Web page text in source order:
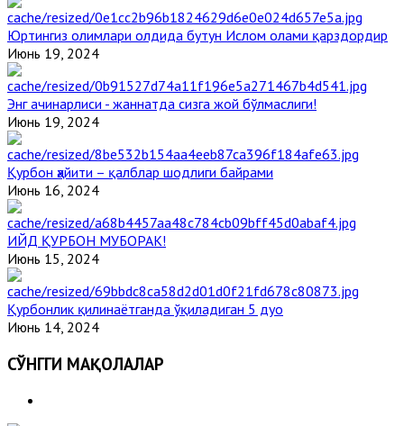
Юртингиз олимлари олдида бутун Ислом олами қарздордир
Июнь 19, 2024
Энг ачинарлиси - жаннатда сизга жой бўлмаслиги!
Июнь 19, 2024
Қурбон ҳайити – қалблар шодлиги байрами
Июнь 16, 2024
ИЙД ҚУРБОН МУБОРАК!
Июнь 15, 2024
Қурбонлик қилинаётганда ўқиладиган 5 дуо
Июнь 14, 2024
СЎНГГИ МАҚОЛАЛАР